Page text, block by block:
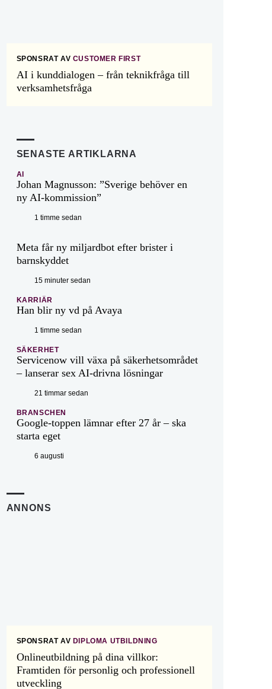
SPONSRAT AV CUSTOMER FIRST
AI i kunddialogen – från teknikfråga till
verksamhetsfråga
SENASTE ARTIKLARNA
AI
Johan Magnusson: ”Sverige behöver en
ny AI-kommission”
1 timme sedan
Meta får ny miljardbot efter brister i
barnskyddet
15 minuter sedan
KARRIÄR
Han blir ny vd på Avaya
1 timme sedan
SÄKERHET
Servicenow vill växa på säkerhetsområdet
– lanserar sex AI-drivna lösningar
21 timmar sedan
BRANSCHEN
Google-toppen lämnar efter 27 år – ska
starta eget
6 augusti
ANNONS
SPONSRAT AV DIPLOMA UTBILDNING
Onlineutbildning på dina villkor:
Framtiden för personlig och professionell
utveckling